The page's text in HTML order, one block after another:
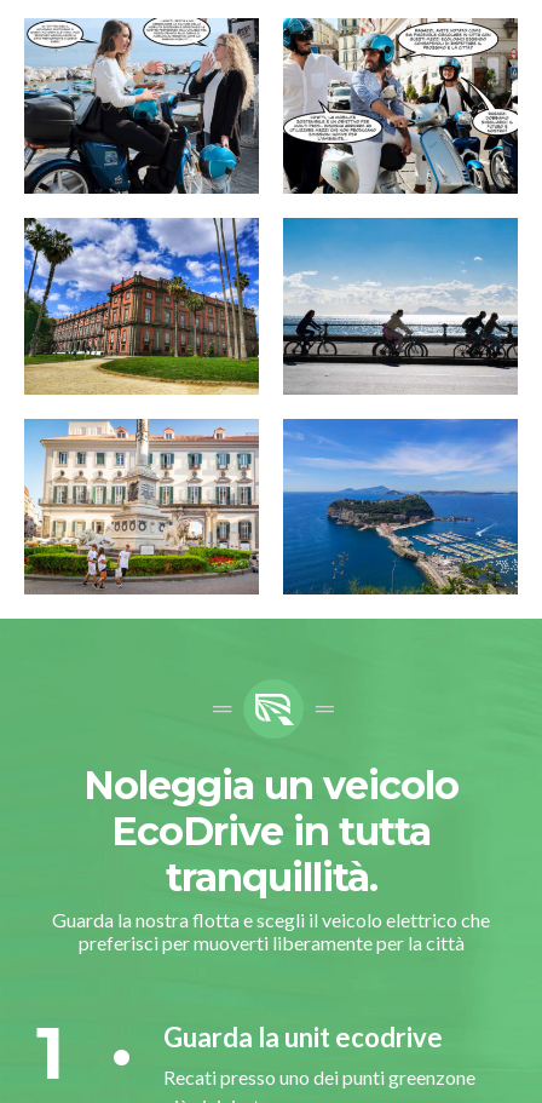
Noleggia un veicolo
EcoDrive in tutta
tranquillità.
Guarda la nostra flotta e scegli il veicolo elettrico che
preferisci per muoverti liberamente per la città
1 Guarda la unit ecodrive
Recati presso uno dei punti greenzone